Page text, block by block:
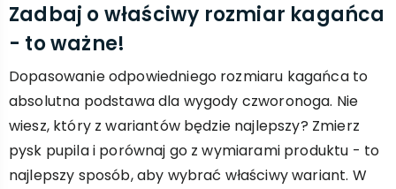
Zadbaj o właściwy rozmiar kagańca
- to ważne!
Dopasowanie odpowiedniego rozmiaru kagańca to
absolutna podstawa dla wygody czworonoga. Nie
wiesz, który z wariantów będzie najlepszy? Zmierz
pysk pupila i porównaj go z wymiarami produktu - to
najlepszy sposób, aby wybrać właściwy wariant. W